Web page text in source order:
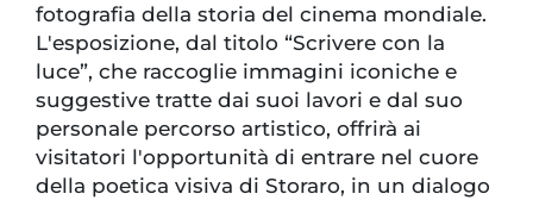
fotografia della storia del cinema mondiale.
L'esposizione, dal titolo “Scrivere con la
luce”, che raccoglie immagini iconiche e
suggestive tratte dai suoi lavori e dal suo
personale percorso artistico, offrirà ai
visitatori l'opportunità di entrare nel cuore
della poetica visiva di Storaro, in un dialogo